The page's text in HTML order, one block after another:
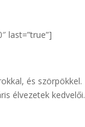
last=”true”]
és szörpökkel.
élvezetek kedvelői.